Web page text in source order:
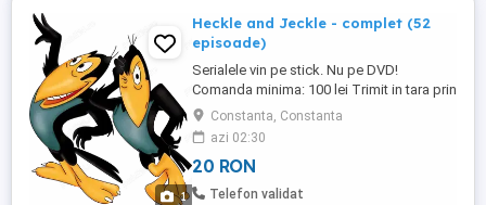
1
Heckle and Jeckle - complet (52
episoade)
Serialele vin pe stick. Nu pe DVD!
Comanda minima: 100 lei Trimit in tara prin
Posta Romana. Costa 15 lei.
Constanta, Constanta
azi 02:30
20 RON
Telefon validat